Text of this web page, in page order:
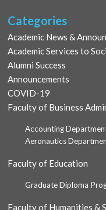
Categories
Academic News &
Academic Services to
Alumni Success
Announcements
COVID-19
Faculty of Business
Accounting
Aeronautics
Faculty of Education
Graduate Diploma
Faculty of Humanities &